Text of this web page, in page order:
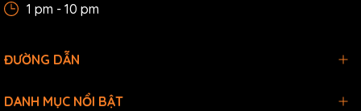
1 pm - 10 pm
ĐƯỜNG DẪN
DANH MỤC NỔI BẬT